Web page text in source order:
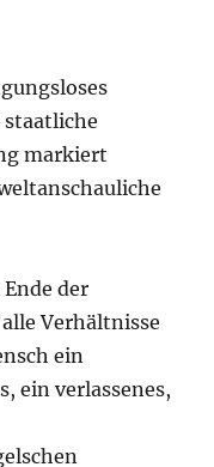
markiert
der
Verhältnisse
ein
ein verlassenes,